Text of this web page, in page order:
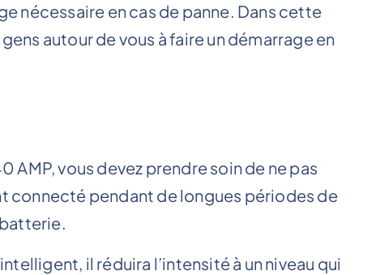
nécessaire en cas de panne. Dans cette
autour de vous à faire un démarrage en
AMP, vous devez prendre soin de ne pas
connecté pendant de longues périodes de
il réduira l’intensité à un niveau qui